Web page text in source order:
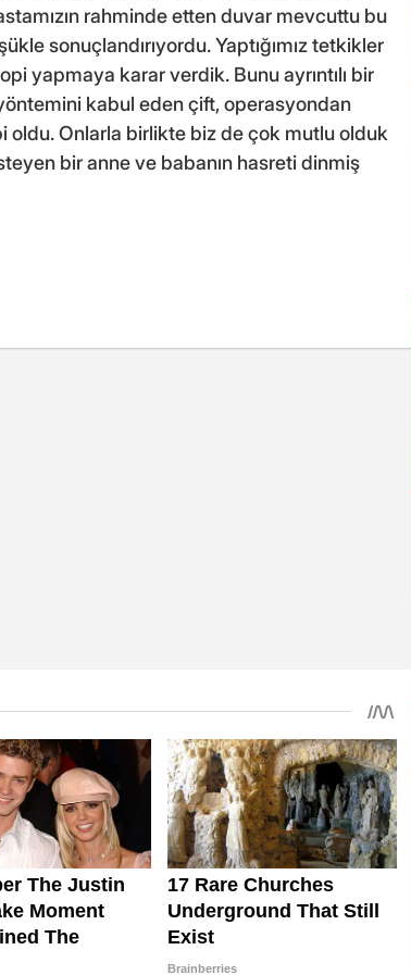
rahminde etten duvar mevcuttu bu
sonuçlandırıyordu. Yaptığımız tetkikler
yapmaya karar verdik. Bunu ayrıntılı bir
kabul eden çift, operasyondan
oldu. Onlarla birlikte biz de çok mutlu olduk
bir anne ve babanın hasreti dinmiş